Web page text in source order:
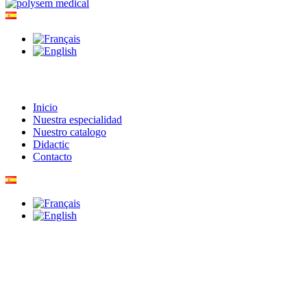
Inicio
Nuestra especialidad
Nuestro catalogo
Didactic
Contacto